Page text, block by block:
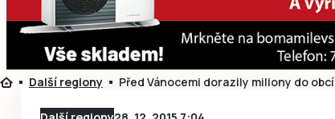
Další regiony Před Vánocemi dorazily miliony do